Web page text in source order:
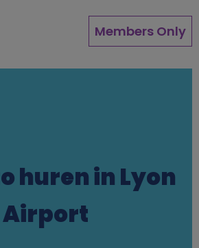
Members Only
huren in Lyon
Airport